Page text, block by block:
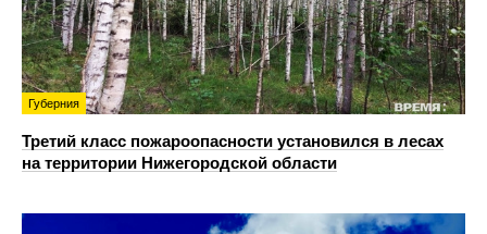
Губерния
Третий класс пожароопасности установился в лесах
на территории Нижегородской области